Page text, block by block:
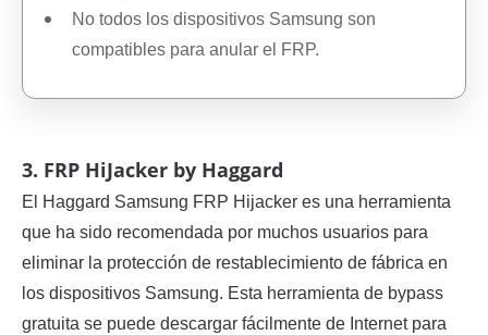
No todos los dispositivos Samsung son
compatibles para anular el FRP.
3. FRP HiJacker by Haggard
El Haggard Samsung FRP Hijacker es una herramienta
que ha sido recomendada por muchos usuarios para
eliminar la protección de restablecimiento de fábrica en
los dispositivos Samsung. Esta herramienta de bypass
gratuita se puede descargar fácilmente de Internet para